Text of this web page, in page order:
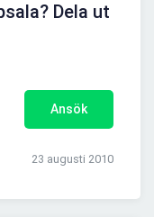
Dela ut
Ansök
23 augusti 2010